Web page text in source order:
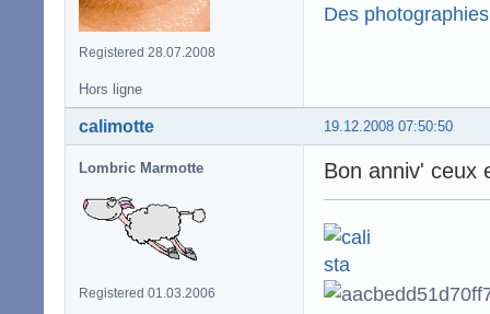
Registered 28.07.2008
Des
Hors ligne
19.12.2008 07:50:50
calimotte
Lombric Marmotte
Registered 01.03.2006
Bon anniv' ceux